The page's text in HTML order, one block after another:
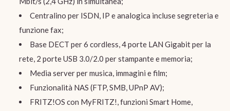
Centralino per ISDN, IP e analogica incluse segreteria e
funzione fax;
Base DECT per 6 cordless, 4 porte LAN Gigabit per la
rete, 2 porte USB 3.0/2.0 per stampante e memoria;
Media server per musica, immagini e film;
Funzionalità NAS (FTP, SMB, UPnP AV);
FRITZ!OS con MyFRITZ!, funzioni Smart Home,